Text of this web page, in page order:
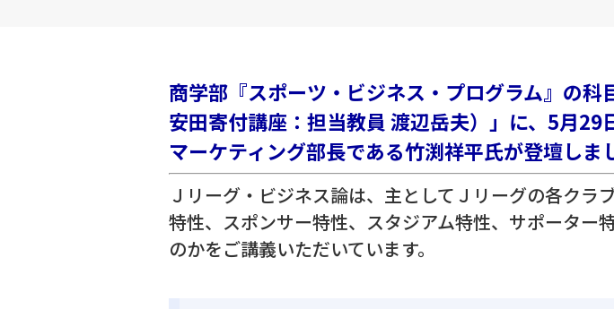
商学部『スポーツ・ビジネス・プログラム』の
安田寄付講座：担当教員 渡辺岳夫）」に、5月
マーケティング部長である竹渕祥平氏が登壇しま
Ｊリーグ・ビジネス論は、主としてＪリーグの各ク
特性、スポンサー特性、スタジアム特性、サポーター
のかをご講義いただいています。